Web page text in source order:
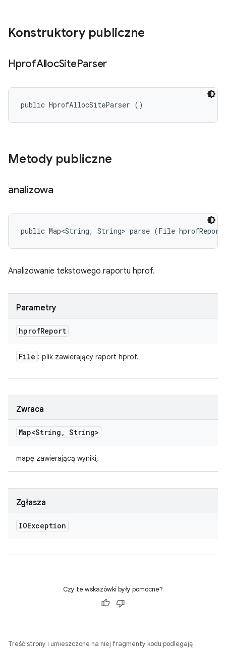
Konstruktory publiczne
HprofAllocSiteParser
public HprofAllocSiteParser ()
Metody publiczne
analizowa
public Map<String, String> parse (File
Analizowanie tekstowego raportu hprof.
Parametry
hprofReport
File : plik zawierający raport hprof.
Zwraca
Map<String , String>
mapę zawierającą wyniki,
Zgłasza
IOException
Czy te wskazówki były pomocne?
Treść strony i umieszczone na niej fragmenty kodu podlegają